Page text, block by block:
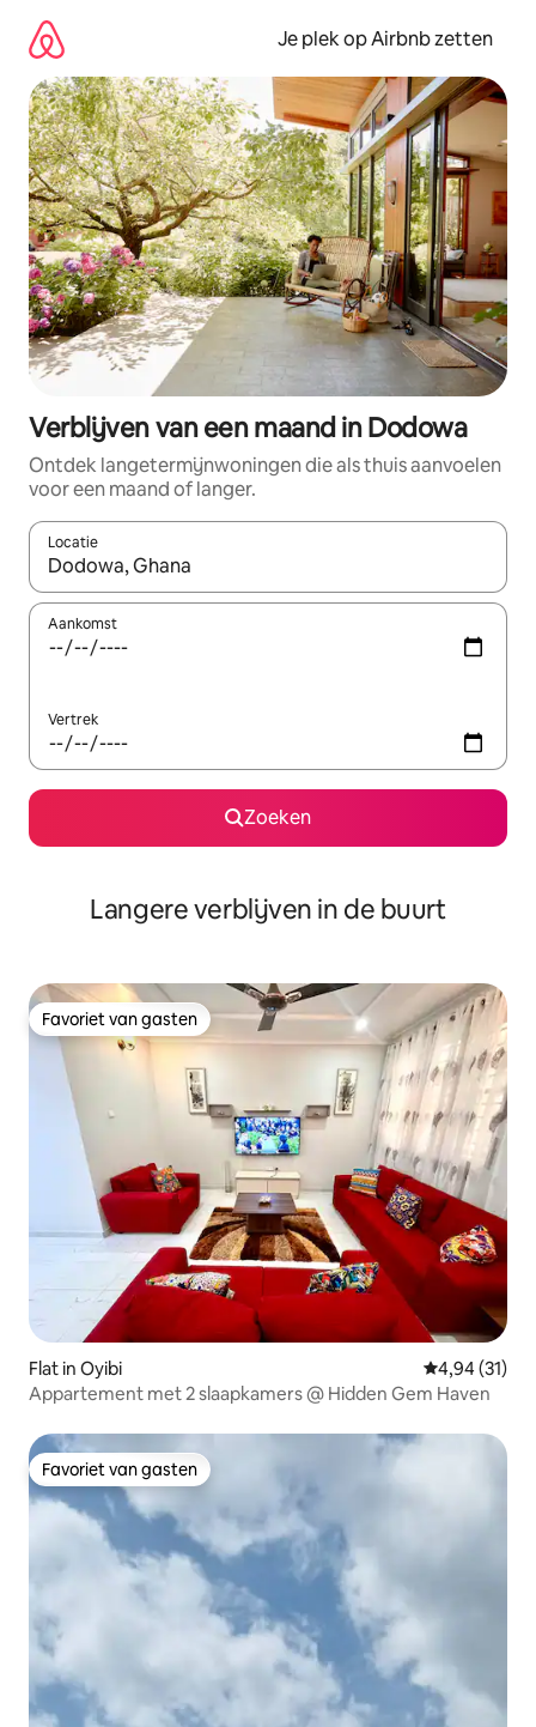
direct
naar
inhoud
Je plek op Airbnb zetten
Verblijven van een maand in Dodowa
Ontdek langetermijnwoningen die als thuis aanvoelen
voor een maand of langer.
Locatie
Wanneer er resultaten beschikbaar zijn, maak je een keuze
Aankomst
Vertrek
Zoeken
Langere verblijven in de buurt
Favoriet van gasten
Favoriet van gasten
Flat in Oyibi Gemiddelde
4,94 (31)
Appartement met 2 slaapkamers @ Hidden Gem Haven
Favoriet van gasten
Favoriet van gasten